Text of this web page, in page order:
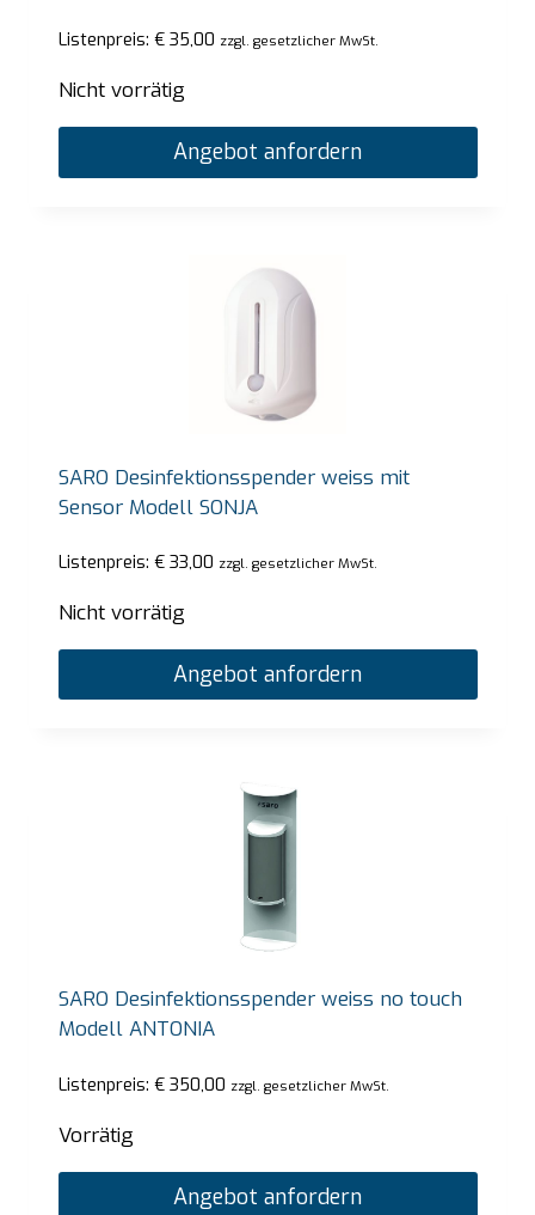
Listenpreis: €35,00 zzgl. gesetzlicher MwSt.
Nicht vorrätig
Angebot anfordern
SARO Desinfektionsspender weiss mit
Sensor Modell SONJA
Listenpreis: €33,00 zzgl. gesetzlicher MwSt.
Nicht vorrätig
Angebot anfordern
SARO Desinfektionsspender weiss no touch
Modell ANTONIA
Listenpreis: €350,00 zzgl. gesetzlicher MwSt.
Vorrätig
Angebot anfordern